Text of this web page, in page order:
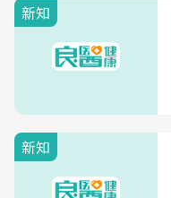
新知
新知